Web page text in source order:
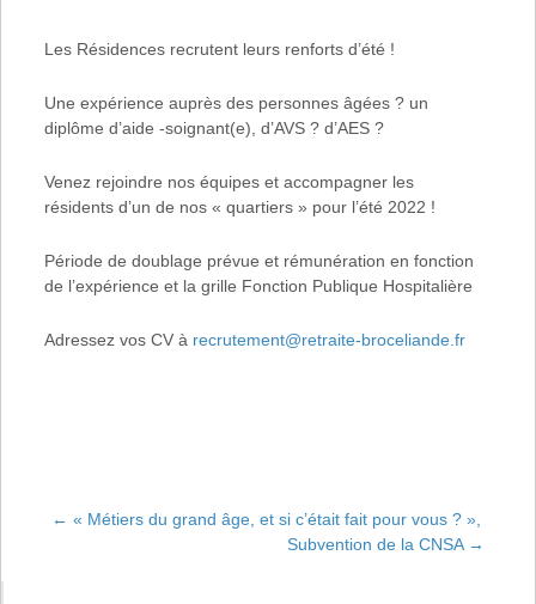
Les Résidences recrutent leurs renforts d’été !
Une expérience auprès des personnes âgées ? un
diplôme d’aide -soignant(e), d’AVS ? d’AES ?
Venez rejoindre nos équipes et accompagner les
résidents d’un de nos « quartiers » pour l’été 2022 !
Période de doublage prévue et rémunération en fonction
de l’expérience et la grille Fonction Publique Hospitalière
Adressez vos CV à recrutement@retraite-broceliande.fr
← « Métiers du grand âge, et si c’était fait pour vous ? »,
Subvention de la CNSA →